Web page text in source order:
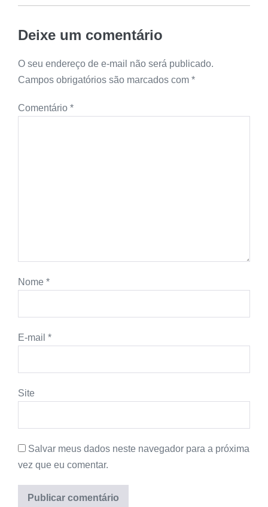
Deixe um comentário
O seu endereço de e-mail não será publicado.
Campos obrigatórios são marcados com *
Comentário *
Nome *
E-mail *
Site
Salvar meus dados neste navegador para a próxima
vez que eu comentar.